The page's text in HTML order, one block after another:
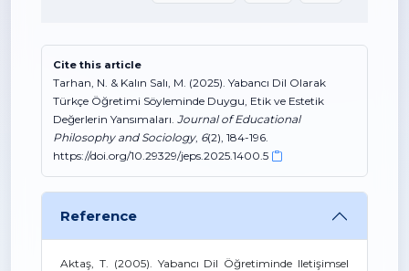
Cite this article
Tarhan, N. & Kalın Salı, M. (2025). Yabancı Dil Olarak
Türkçe Öğretimi Söyleminde Duygu, Etik ve Estetik
Değerlerin Yansımaları. Journal of Educational
Philosophy and Sociology, 6(2), 184-196.
https://doi.org/10.29329/jeps.2025.1400.5
Reference
Aktaş, T. (2005). Yabancı Dil Öğretiminde Iletişimsel